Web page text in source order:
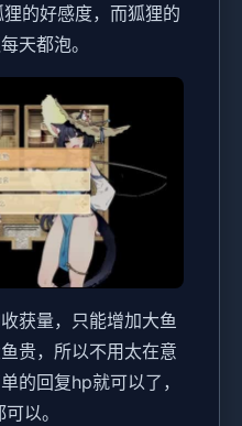
的好感度，而狐狸的
天都泡。
获量，只能增加大鱼
贵，所以不用太在意
的回复hp就可以了，
以。